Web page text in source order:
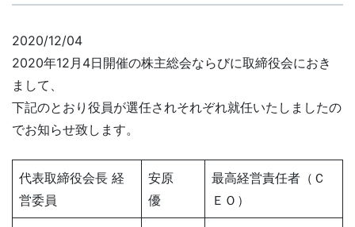
2020/12/04
2020年12月4日開催の株主総会ならびに取締役会におき
まして、
下記のとおり役員が選任されそれぞれ就任いたしましたの
でお知らせ致します。
代表取締役会長 経
営委員
安原
優
最高経営責任者（Ｃ
ＥＯ）